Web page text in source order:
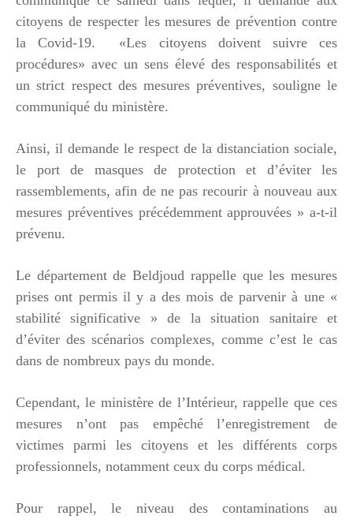
citoyens de respecter les mesures de prévention contre
la Covid-19. «Les citoyens doivent suivre ces
procédures» avec un sens élevé des responsabilités et
un strict respect des mesures préventives, souligne le
communiqué du ministère.
Ainsi, il demande le respect de la distanciation sociale,
le port de masques de protection et d’éviter les
rassemblements, afin de ne pas recourir à nouveau aux
mesures préventives précédemment approuvées » a-t-il
prévenu.
Le département de Beldjoud rappelle que les mesures
prises ont permis il y a des mois de parvenir à une «
stabilité significative » de la situation sanitaire et
d’éviter des scénarios complexes, comme c’est le cas
dans de nombreux pays du monde.
Cependant, le ministère de l’Intérieur, rappelle que ces
mesures n’ont pas empêché l’enregistrement de
victimes parmi les citoyens et les différents corps
professionnels, notamment ceux du corps médical.
Pour rappel, le niveau des contaminations au